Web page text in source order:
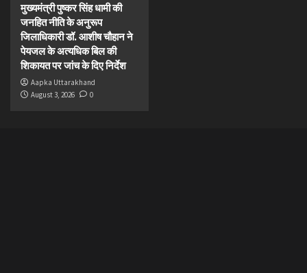
मुख्यमंत्री पुष्कर सिंह धामी की
जनहित नीति के अनुरूप
जिलाधिकारी डॉ. आशीष चौहान ने
पेयजल के अत्यधिक बिल की
शिकायत पर जांच के दिए निर्देश
Aapka Uttarakhand
August 3, 2026
0